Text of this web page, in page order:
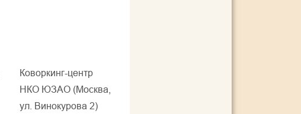
Коворкинг-центр
НКО ЮЗАО (Москва,
ул. Винокурова 2)